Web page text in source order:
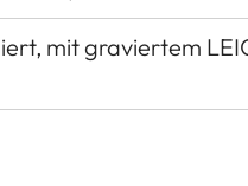
mit graviertem